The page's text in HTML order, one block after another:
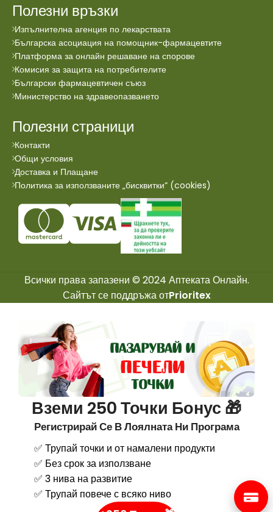
Полезни връзки
Изпълнителна агенция по лекарствата
Българска асоциация на помощник-фармацевтите
Платформа за онлайн решаване на спорове
Комисия за защита на потребителите
Български фармацевтичен съюз
Министерство на здравеопазването
Полезни страници
Контакти
Общи условия
Доставка и Плащане
Политика за използваните „бисквитки“ (cookies)
Всички права запазени © 2024 Аптеката Онлайн.
Сайтът се поддръжа отPrioritex
Вземи 250 Точки Бонус 🎁
Регистрирай Се В Лоялната Ни Програма
✅ Трупай точки и от намалени продукти
✅ Без срок за използване
✅ 3 нива на развитие
✅ Трупай повече с всяко ниво